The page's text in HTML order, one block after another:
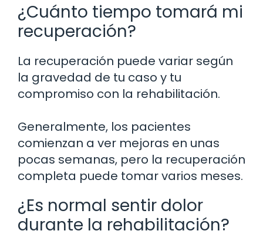
¿Cuánto tiempo tomará mi
recuperación?
La recuperación puede variar según
la gravedad de tu caso y tu
compromiso con la rehabilitación.
Generalmente, los pacientes
comienzan a ver mejoras en unas
pocas semanas, pero la recuperación
completa puede tomar varios meses.
¿Es normal sentir dolor
durante la rehabilitación?